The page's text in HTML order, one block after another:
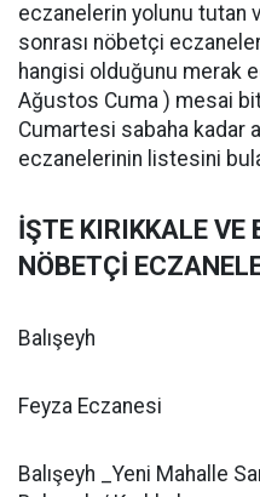
eczanelerin yolunu tutan
sonrası nöbetçi
hangisi olduğunu merak
Ağustos Cuma ) mesai
Cumartesi sabaha kadar
eczanelerinin listesini
İŞTE KIRIKKALE VE
NÖBETÇİ
Balışeyh
Feyza Eczanesi
Balışeyh _Yeni Mahalle